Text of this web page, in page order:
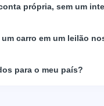
própria, sem um
carro em um leilão
para o meu país?